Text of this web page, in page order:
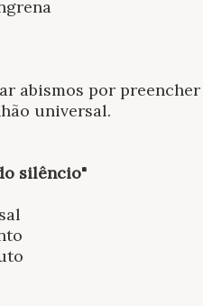
abismos por preencher
universal.
silêncio"